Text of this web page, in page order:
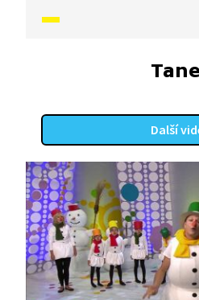
vás inspirovali a udělali z vás
jak to vypadá, když se tančí
Další